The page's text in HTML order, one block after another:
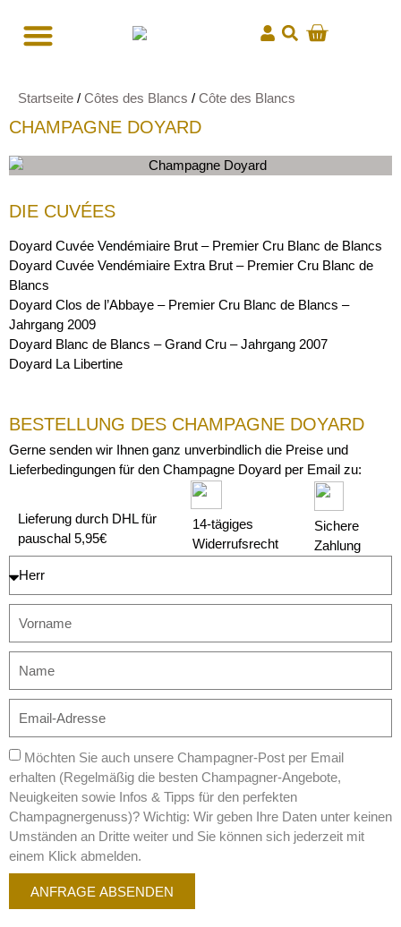
Startseite / Côtes des Blancs / Côte des Blancs
CHAMPAGNE DOYARD
DIE CUVÉES
Doyard Cuvée Vendémiaire Brut – Premier Cru Blanc de Blancs
Doyard Cuvée Vendémiaire Extra Brut – Premier Cru Blanc de
Blancs
Doyard Clos de l’Abbaye – Premier Cru Blanc de Blancs –
Jahrgang 2009
Doyard Blanc de Blancs – Grand Cru – Jahrgang 2007
Doyard La Libertine
BESTELLUNG DES CHAMPAGNE DOYARD
Gerne senden wir Ihnen ganz unverbindlich die Preise und
Lieferbedingungen für den Champagne Doyard per Email zu:
Lieferung durch DHL für
pauschal 5,95€
14-tägiges
Widerrufsrecht
Sichere
Zahlung
Möchten Sie auch unsere Champagner-Post per Email
erhalten (Regelmäßig die besten Champagner-Angebote,
Neuigkeiten sowie Infos & Tipps für den perfekten
Champagnergenuss)? Wichtig: Wir geben Ihre Daten unter keinen
Umständen an Dritte weiter und Sie können sich jederzeit mit
einem Klick abmelden.
ANFRAGE ABSENDEN